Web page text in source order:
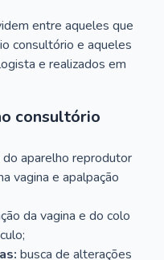
entre aqueles que
consultório e aqueles
e realizados em
consultório
do aparelho reprodutor
vagina e apalpação
da vagina e do colo
busca de alterações